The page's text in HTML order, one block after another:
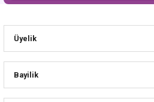
Üyelik
Bayilik